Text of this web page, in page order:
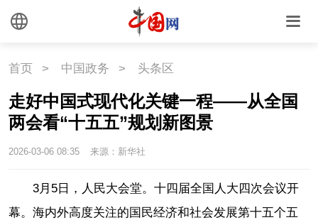
首页 > 中国政务 > 头条区
走好中国式现代化关键一程——从全国
两会看“十五五”规划新图景
2026-03-06 08:35 来源：新华社
3月5日，人民大会堂。十四届全国人大四次会议开
幕。海内外高度关注的国民经济和社会发展第十五个五